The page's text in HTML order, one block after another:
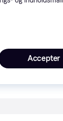
Accepter